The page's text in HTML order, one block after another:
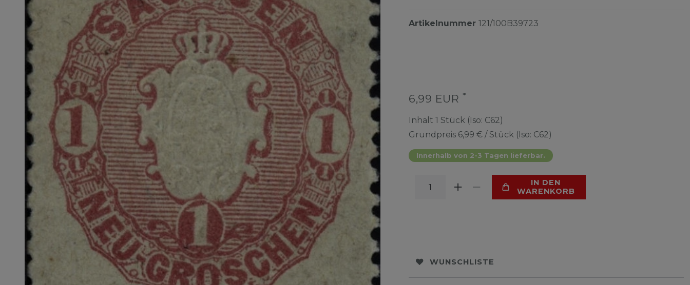
Artikelnummer 121/100B39723
6,99 EUR *
Inhalt 1 Stück (Iso: C62)
Grundpreis 6,99 € / Stück (Iso: C62)
Innerhalb von 2-3 Tagen lieferbar.
IN DEN
WARENKORB
WUNSCHLISTE